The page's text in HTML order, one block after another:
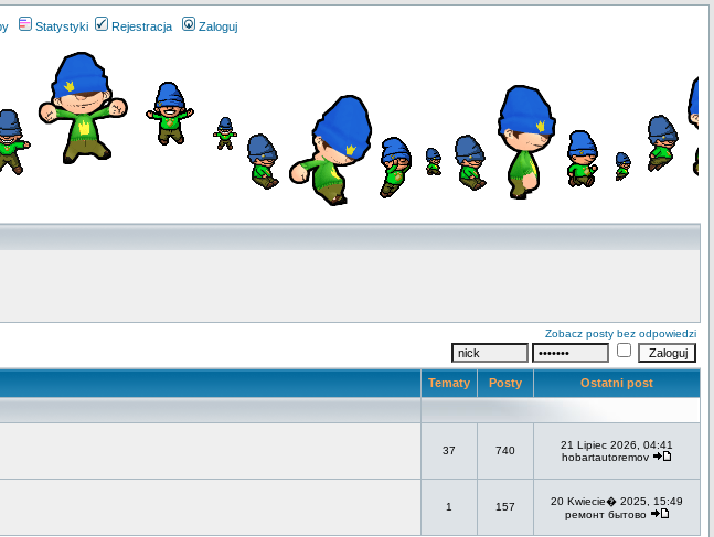
Statystyki Rejestracja Zaloguj
Zobacz posty bez odpowiedzi
Tematy Posty Ostatni post
37 740
21 Lipiec 2026, 04:41
hobartautoremov
1 157
20 Kwiecie� 2025, 15:49
ремонт бытово